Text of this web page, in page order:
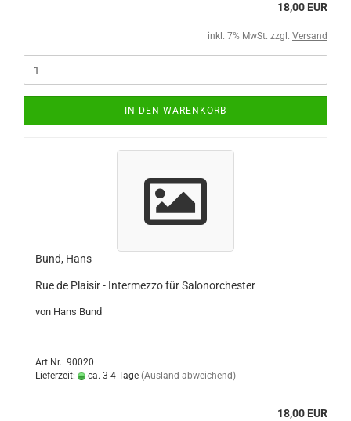
18,00 EUR
inkl. 7% MwSt. zzgl. Versand
IN DEN WARENKORB
Bund, Hans
Rue de Plaisir - Intermezzo für Salonorchester
von Hans Bund
Art.Nr.: 90020
Lieferzeit:
ca. 3-4 Tage (Ausland abweichend)
18,00 EUR